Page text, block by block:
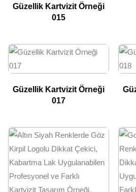
Güzellik Kartvizit Örneği
015
Güzellik Kartvizit Örneği
017